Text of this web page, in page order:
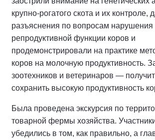
крупно-рогатого скота и их контроле,
разъяснения по вопросам нарушения
репродуктивной функции коров и
продемонстрировали на практике
коров на молочную продуктивность.
зоотехников и ветеринаров —
сохранить высокую продуктивность
Была проведена экскурсия по
товарной фермы хозяйства.
убедились в том, как правильно, а